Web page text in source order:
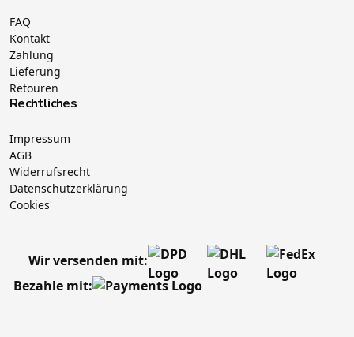
FAQ
Kontakt
Zahlung
Lieferung
Retouren
Rechtliches
Impressum
AGB
Widerrufsrecht
Datenschutzerklärung
Cookies
Wir versenden mit:
Bezahle mit: